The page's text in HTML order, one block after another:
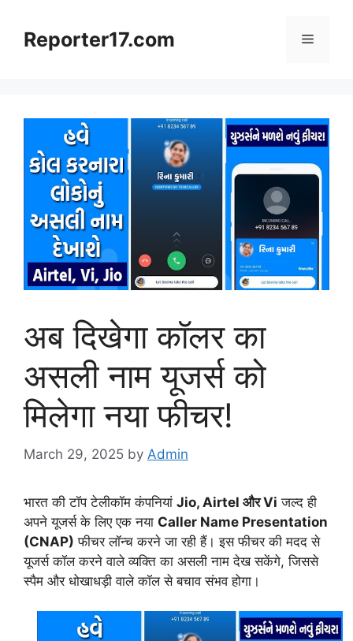
contentReporter17.com Menu
अब दिखेगा कॉलर का
असली नाम यूजर्स को
मिलेगा नया फीचर!
March 29, 2025 by Admin
भारत की टॉप टेलीकॉम कंपनियां Jio, Airtel और Vi जल्द ही
अपने यूजर्स के लिए एक नया Caller Name Presentation
(CNAP) फीचर लॉन्च करने जा रही हैं। इस फीचर की मदद से
यूजर्स कॉल करने वाले व्यक्ति का असली नाम देख सकेंगे, जिससे
स्पैम और धोखाधड़ी वाले कॉल से बचाव संभव होगा।